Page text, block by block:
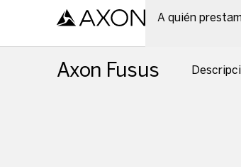
A quién
Axon Fusus